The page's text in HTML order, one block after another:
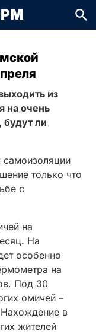
из
на очень
будут ли
только что
с
на
На
особенно
на
Под 30
омичей –
Нахождение в
жителей